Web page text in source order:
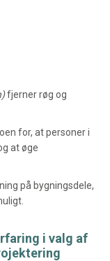
fjerner røg og
for, at personer i
at øge
på bygningsdele,
i valg af